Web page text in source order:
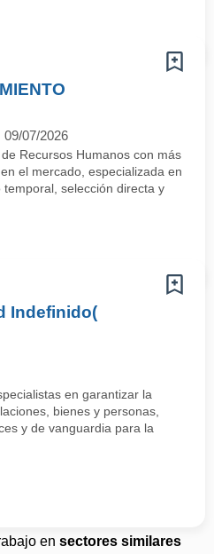
09/07/2026
Recursos Humanos con más
el mercado, especializada en
selección directa y
Indefinido(
en garantizar la
bienes y personas,
y de vanguardia para la
en sectores similares